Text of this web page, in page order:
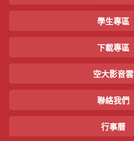
學生專區
下載專區
空大影音雲
聯絡我們
行事曆